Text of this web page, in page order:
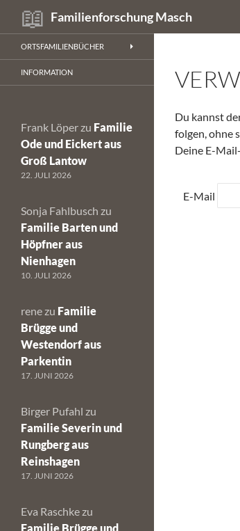
Inhalt
springen
Familienforschung Masch
Suchen
Du kannst
folgen, ohne
Deine E-
E-Mail
ORTSFAMILIENBÜCHER
INFORMATION
Frank Löper zu Familie
Ode und Eickert aus
Groß Lantow
22. JULI 2026
Sonja Fahlbusch zu
Familie Barten und
Höpfner aus
Nienhagen
10. JULI 2026
rene zu Familie
Brügge und
Westendorf aus
Parkentin
17. JUNI 2026
Birger Pufahl zu
Familie Severin und
Rungberg aus
Reinshagen
17. JUNI 2026
Eva Raschke zu
Familie Brügge und